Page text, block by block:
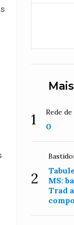
1 Rede
0
2
MS:
Trad